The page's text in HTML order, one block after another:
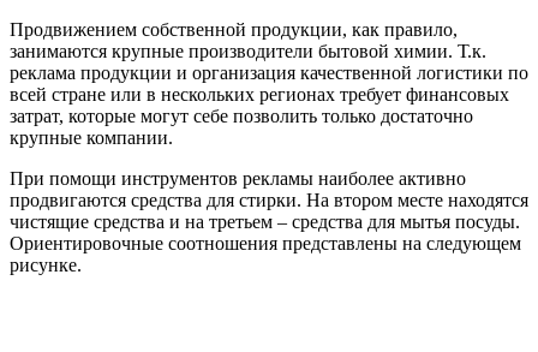
Продвижением собственной продукции, как правило,
занимаются крупные производители бытовой химии. Т.к.
реклама продукции и организация качественной логистики по
всей стране или в нескольких регионах требует финансовых
затрат, которые могут себе позволить только достаточно
крупные компании.
При помощи инструментов рекламы наиболее активно
продвигаются средства для стирки. На втором месте находятся
чистящие средства и на третьем – средства для мытья посуды.
Ориентировочные соотношения представлены на следующем
рисунке.